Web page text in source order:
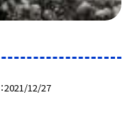
2021/12/27